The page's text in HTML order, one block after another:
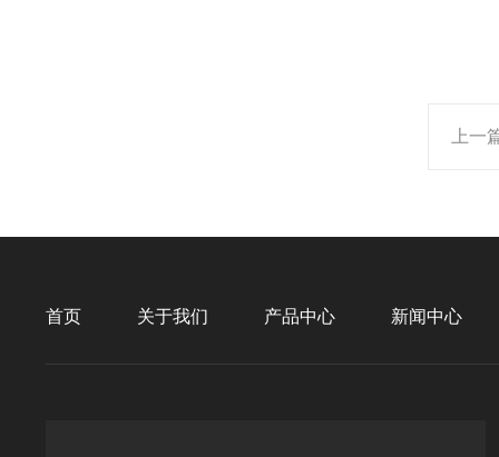
上一
首页 关于我们 产品中心 新闻中心